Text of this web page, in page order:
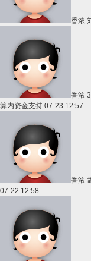
香浓
香浓
算内资金支持 07-23 12:57
香浓
07-22 12:58